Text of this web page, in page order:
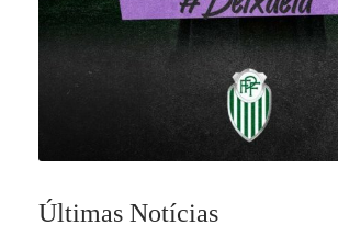
Últimas Notícias